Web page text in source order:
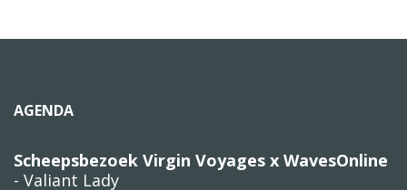
AGENDA
Scheepsbezoek Virgin Voyages x WavesOnline
- Valiant Lady